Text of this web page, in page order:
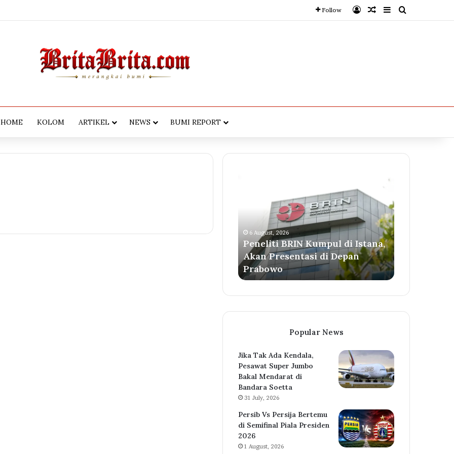
Follow Log InRandom Article
SidebarSearch for
HOME KOLOM ARTIKEL NEWS BUMI REPORT
Presentasi
di
Depan
Prabowo
6 August, 2026
Peneliti BRIN Kumpul di Istana,
Akan Presentasi di Depan
Prabowo
Popular News
Jika Tak Ada Kendala,
Pesawat Super Jumbo
Bakal Mendarat di
Bandara Soetta
31 July, 2026
Persib Vs Persija Bertemu
di Semifinal Piala Presiden
2026
1 August, 2026